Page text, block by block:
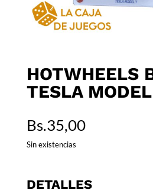
HOTWHEELS
TESLA MODEL
Bs.35,00
Sin existencias
DETALLES